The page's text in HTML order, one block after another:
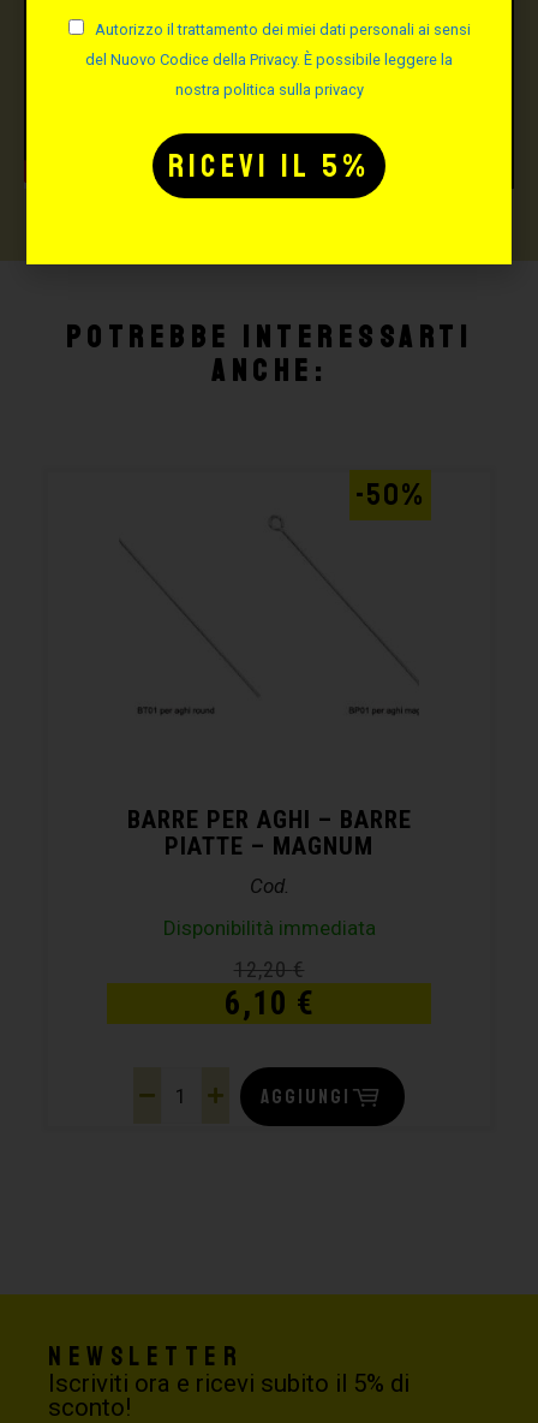
Potrebbe interessarti
anche:
BARRE PER AGHI – BARRE
PIATTE – MAGNUM
Cod.
Disponibilità immediata
12,20€
6,10 €
-50%
AGGIUNGI
Newsletter
Iscriviti ora e ricevi subito il 5% di
sconto!
Autorizzo il trattamento dei miei dati personali ai sensi
del Nuovo Codice della Privacy. È possibile leggere la
nostra politica sulla privacy